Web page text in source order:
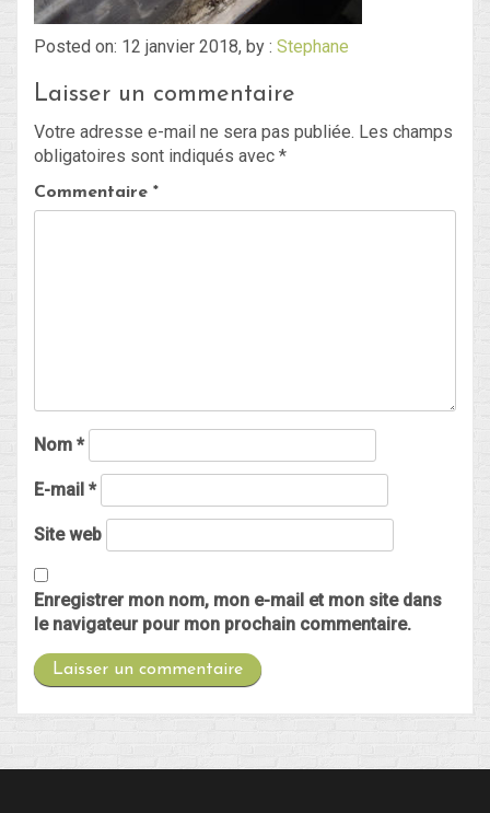
Posted on: 12 janvier 2018, by : Stephane
Laisser un commentaire
Votre adresse e-mail ne sera pas publiée. Les champs
obligatoires sont indiqués avec *
Commentaire *
Nom *
E-mail *
Site web
Enregistrer mon nom, mon e-mail et mon site dans
le navigateur pour mon prochain commentaire.